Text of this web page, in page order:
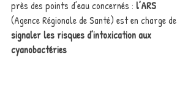
près des points d’eau concernés : l’ARS
(Agence Régionale de Santé) est en charge de
signaler les risques d’intoxication aux
cyanobactéries